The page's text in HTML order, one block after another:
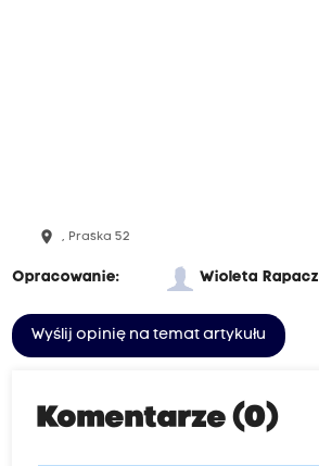
place , Praska 52
Opracowanie: Wioleta Rapacz
Wyślij opinię na temat artykułu
Komentarze (0)